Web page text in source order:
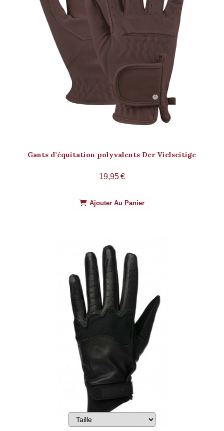
Gants d’équitation polyvalents Der Vielseitige
19,95€
Ajouter Au Panier